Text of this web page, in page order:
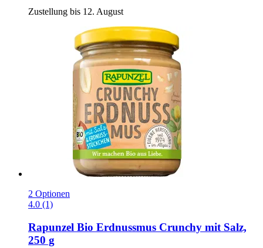
Zustellung bis 12. August
2 Optionen
4.0 (1)
Rapunzel Bio Erdnussmus Crunchy mit Salz,
250 g